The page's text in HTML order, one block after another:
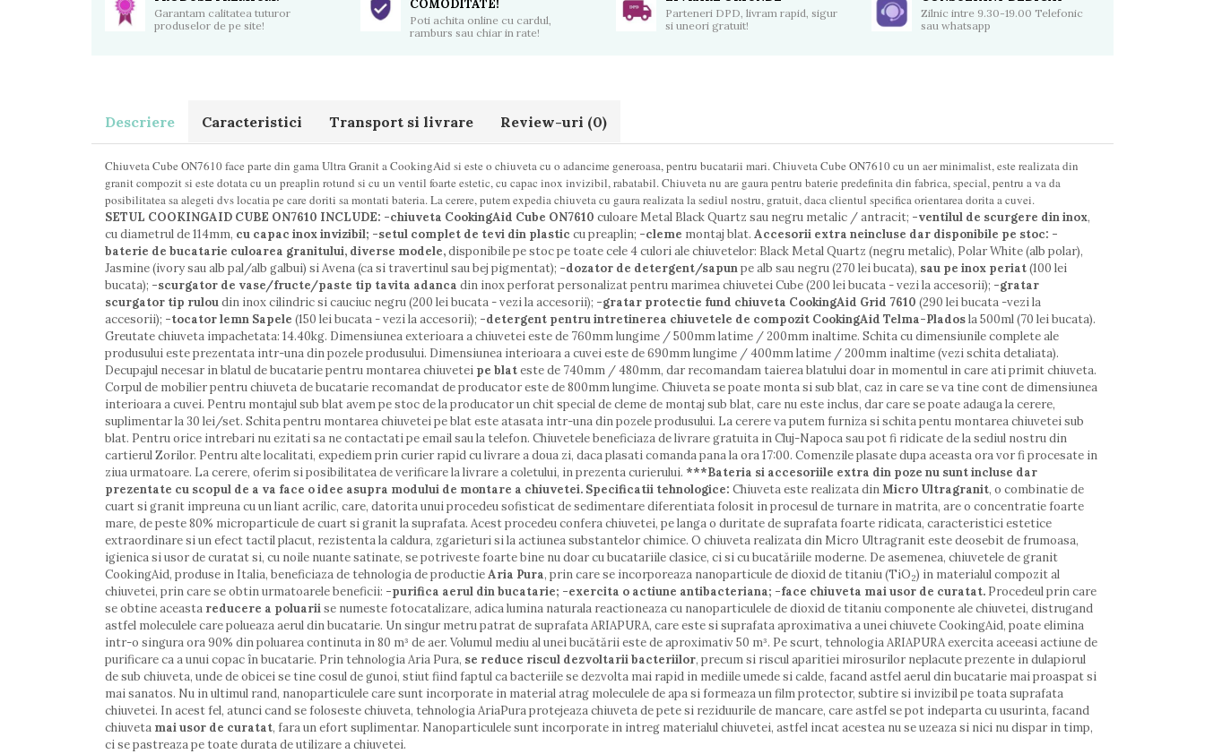
Garantam calitatea tuturor
produselor de pe site!
COMODITATE!
Poti achita online cu cardul,
ramburs sau chiar in rate!
Parteneri DPD, livram rapid, sigur
si uneori gratuit!
Zilnic intre 9.30-19.00 Telefonic
sau whatsapp
Descriere Caracteristici Transport si livrare Review-uri (0)
Chiuveta Cube ON7610 face parte din gama Ultra Granit a CookingAid si este o chiuveta cu o adancime generoasa, pentru bucatarii mari. Chiuveta Cube ON7610 cu un aer minimalist, este realizata din
granit compozit si este dotata cu un preaplin rotund si cu un ventil foarte estetic, cu capac inox invizibil, rabatabil. Chiuveta nu are gaura pentru baterie predefinita din fabrica, special, pentru a va da
posibilitatea sa alegeti dvs locatia pe care doriti sa montati bateria. La cerere, putem expedia chiuveta cu gaura realizata la sediul nostru, gratuit, daca clientul specifica orientarea dorita a cuvei.
SETUL COOKINGAID CUBE ON7610 INCLUDE: -chiuveta CookingAid Cube ON7610 culoare Metal Black Quartz sau negru metalic / antracit; -ventilul de scurgere din inox,
cu diametrul de 114mm, cu capac inox invizibil; -setul complet de tevi din plastic cu preaplin; -cleme montaj blat. Accesorii extra neincluse dar disponibile pe stoc: -
baterie de bucatarie culoarea granitului, diverse modele,disponibile pe stoc pe toate cele 4 culori ale chiuvetelor: Black Metal Quartz (negru metalic), Polar White (alb polar),
Jasmine (ivory sau alb pal/alb galbui) si Avena (ca si travertinul sau bej pigmentat); -dozator de detergent/sapunpe alb sau negru (270 lei bucata), sau pe inox periat(100 lei
bucata); -scurgator de vase/fructe/paste tip tavita adanca din inox perforat personalizat pentru marimea chiuvetei Cube (200 lei bucata - vezi la accesorii); -gratar
scurgator tip ruloudin inox cilindric si cauciuc negru (200 lei bucata - vezi la accesorii); -gratar protectie fund chiuveta CookingAid Grid 7610 (290 lei bucata -vezi la
accesorii); -tocator lemn Sapele (150 lei bucata - vezi la accesorii); -detergent pentru intretinerea chiuvetele de compozit CookingAid Telma-Pladosla 500ml (70 lei bucata).
Greutate chiuveta impachetata: 14.40kg. Dimensiunea exterioara a chiuvetei este de 760mm lungime / 500mm latime / 200mm inaltime. Schita cu dimensiunile complete ale
produsului este prezentata intr-una din pozele produsului. Dimensiunea interioara a cuvei este de 690mm lungime / 400mm latime / 200mm inaltime (vezi schita detaliata).
Decupajul necesar in blatul de bucatarie pentru montarea chiuvetei pe blateste de 740mm / 480mm, dar recomandam taierea blatului doar in momentul in care ati primit chiuveta.
Corpul de mobilier pentru chiuveta de bucatarie recomandat de producator este de 800mm lungime. Chiuveta se poate monta si sub blat, caz in care se va tine cont de dimensiunea
interioara a cuvei. Pentru montajul sub blat avem pe stoc de la producator un chit special de cleme de montaj sub blat, care nu este inclus, dar care se poate adauga la cerere,
suplimentar la 30 lei/set. Schita pentru montarea chiuvetei pe blat este atasata intr-una din pozele produsului. La cerere va putem furniza si schita pentu montarea chiuvetei sub
blat. Pentru orice intrebari nu ezitati sa ne contactati pe email sau la telefon. Chiuvetele beneficiaza de livrare gratuita in Cluj-Napoca sau pot fi ridicate de la sediul nostru din
cartierul Zorilor. Pentru alte localitati, expediem prin curier rapid cu livrare a doua zi, daca plasati comanda pana la ora 17:00. Comenzile plasate dupa aceasta ora vor fi procesate in
ziua urmatoare. La cerere, oferim si posibilitatea de verificare la livrare a coletului, in prezenta curierului. ***Bateria si accesoriile extra din poze nu sunt incluse dar
prezentate cu scopul de a va face o idee asupra modului de montare a chiuvetei. Specificatii tehnologice: Chiuveta este realizata dinMicro Ultragranit, o combinatie de
cuart si granit impreuna cu un liant acrilic, care, datorita unui procedeu sofisticat de sedimentare diferentiata folosit in procesul de turnare in matrita, are o concentratie foarte
mare, de peste 80% microparticule de cuart si granit la suprafata. Acest procedeu confera chiuvetei, pe langa o duritate de suprafata foarte ridicata, caracteristici estetice
extraordinare si un efect tactil placut, rezistenta la caldura, zgarieturi si la actiunea substantelor chimice. O chiuveta realizata din Micro Ultragranit este deosebit de frumoasa,
igienica si usor de curatat si, cu noile nuante satinate, se potriveste foarte bine nu doar cu bucatariile clasice, ci si cu bucatăriile moderne. De asemenea, chiuvetele de granit
CookingAid, produse in Italia, beneficiaza de tehnologia de productieAria Pura, prin care se incorporeaza nanoparticule de dioxid de titaniu (TiO2) in materialul compozit al
chiuvetei, prin care se obtin urmatoarele beneficii: -purifica aerul din bucatarie; -exercita o actiune antibacteriana; -face chiuveta mai usor de curatat. Procedeul prin care
se obtine aceasta reducere a poluariise numeste fotocatalizare, adica lumina naturala reactioneaza cu nanoparticulele de dioxid de titaniu componente ale chiuvetei, distrugand
astfel moleculele care polueaza aerul din bucatarie. Un singur metru patrat de suprafata ARIAPURA, care este si suprafata aproximativa a unei chiuvete CookingAid, poate elimina
intr-o singura ora 90% din poluarea continuta in 80 m³ de aer. Volumul mediu al unei bucătării este de aproximativ 50 m³. Pe scurt, tehnologia ARIAPURA exercita aceeasi actiune de
purificare ca a unui copac în bucatarie. Prin tehnologia Aria Pura, se reduce riscul dezvoltarii bacteriilor, precum si riscul aparitiei mirosurilor neplacute prezente in dulapiorul
de sub chiuveta, unde de obicei se tine cosul de gunoi, stiut fiind faptul ca bacteriile se dezvolta mai rapid in mediile umede si calde, facand astfel aerul din bucatarie mai proaspat si
mai sanatos. Nu in ultimul rand, nanoparticulele care sunt incorporate in material atrag moleculele de apa si formeaza un film protector, subtire si invizibil pe toata suprafata
chiuvetei. In acest fel, atunci cand se foloseste chiuveta, tehnologia AriaPura protejeaza chiuveta de pete si reziduurile de mancare, care astfel se pot indeparta cu usurinta, facand
chiuveta mai usor de curatat, fara un efort suplimentar. Nanoparticulele sunt incorporate in intreg materialul chiuvetei, astfel incat acestea nu se uzeaza si nici nu dispar in timp,
ci se pastreaza pe toate durata de utilizare a chiuvetei.